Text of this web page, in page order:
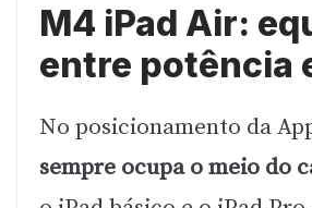
M4 iPad Air:
entre potência
No posicionamento da
sempre ocupa o meio do